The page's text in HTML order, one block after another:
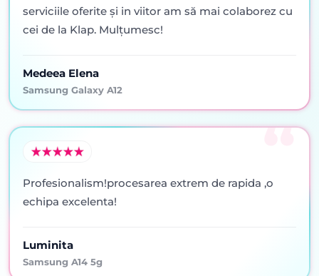
serviciile oferite şi in viitor am să mai colaborez cu
cei de la Klap. Mulţumesc!
Medeea Elena
Samsung Galaxy A12
Profesionalism!procesarea extrem de rapida ,o
echipa excelenta!
Luminita
Samsung A14 5g